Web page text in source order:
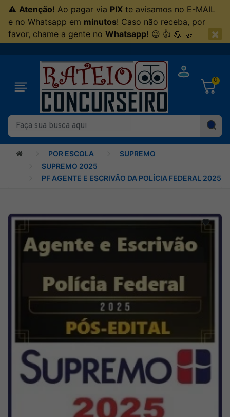
⚠ Atenção! Ao pagar via PIX te avisamos no E-MAIL
e no Whatsapp em minutos! Caso não receba, por
favor, chame a gente no Whatsapp! 😉 👍 💪 🤝 ×
0
POR ESCOLA
SUPREMO
SUPREMO 2025
PF AGENTE E ESCRIVÃO DA POLÍCIA FEDERAL 2025